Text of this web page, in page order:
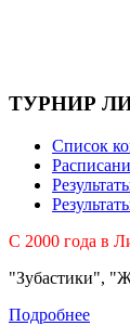
ТУРНИР
Список
C 2000 года в
"Зубастики",
Подробнее